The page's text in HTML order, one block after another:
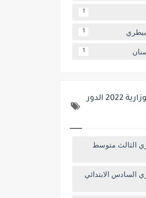
1
1
1
الاسئلة والحلول الوزارية 2022 الدور
الثالث متوسط
السادس الابتدائي